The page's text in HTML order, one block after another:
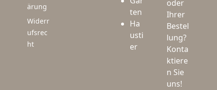
ärung
Widerr
ufsrec
ht
ten
Ha
usti
er
oder
Ihrer
Bestel
lung?
Konta
ktiere
n Sie
uns!